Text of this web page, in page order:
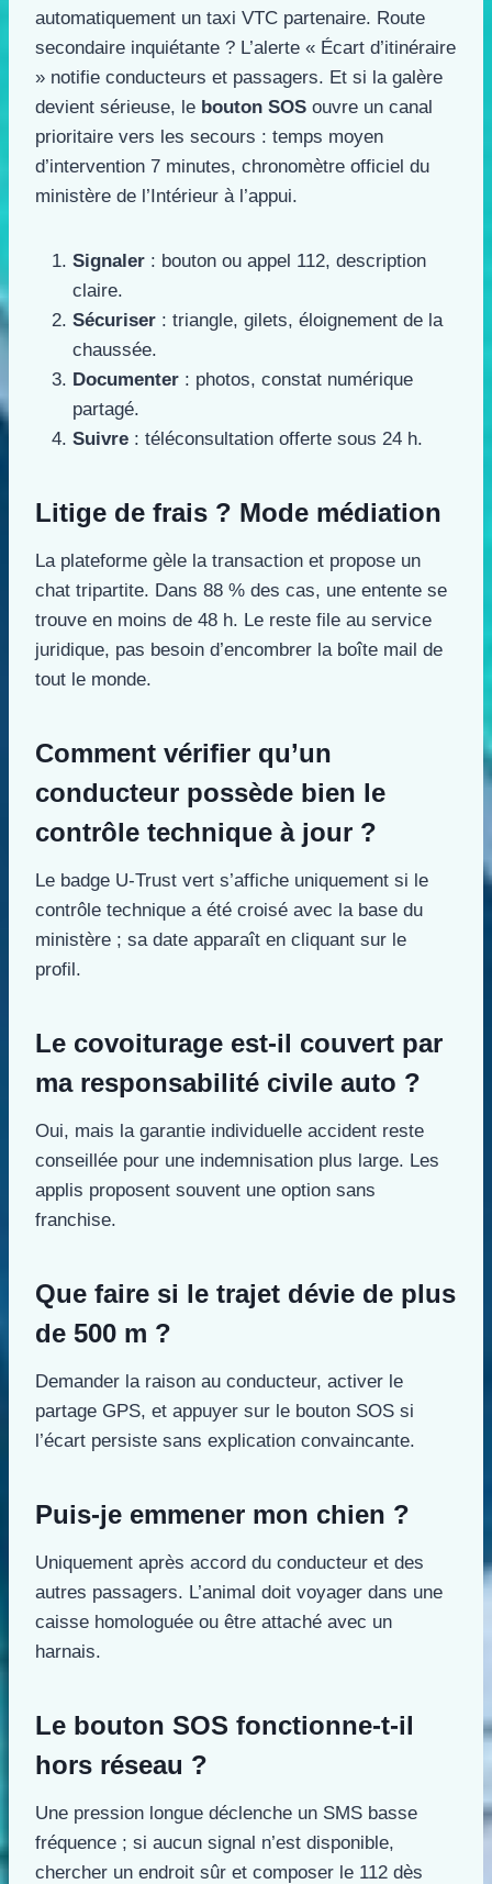
automatiquement un taxi VTC partenaire. Route
secondaire inquiétante ? L’alerte « Écart d’itinéraire
» notifie conducteurs et passagers. Et si la galère
devient sérieuse, le bouton SOS ouvre un canal
prioritaire vers les secours : temps moyen
d’intervention 7 minutes, chronomètre officiel du
ministère de l’Intérieur à l’appui.
Signaler : bouton ou appel 112, description
claire.
Sécuriser : triangle, gilets, éloignement de la
chaussée.
Documenter : photos, constat numérique
partagé.
Suivre : téléconsultation offerte sous 24 h.
Litige de frais ? Mode médiation
La plateforme gèle la transaction et propose un
chat tripartite. Dans 88 % des cas, une entente se
trouve en moins de 48 h. Le reste file au service
juridique, pas besoin d’encombrer la boîte mail de
tout le monde.
Comment vérifier qu’un
conducteur possède bien le
contrôle technique à jour ?
Le badge U-Trust vert s’affiche uniquement si le
contrôle technique a été croisé avec la base du
ministère ; sa date apparaît en cliquant sur le
profil.
Le covoiturage est-il couvert par
ma responsabilité civile auto ?
Oui, mais la garantie individuelle accident reste
conseillée pour une indemnisation plus large. Les
applis proposent souvent une option sans
franchise.
Que faire si le trajet dévie de plus
de 500 m ?
Demander la raison au conducteur, activer le
partage GPS, et appuyer sur le bouton SOS si
l’écart persiste sans explication convaincante.
Puis-je emmener mon chien ?
Uniquement après accord du conducteur et des
autres passagers. L’animal doit voyager dans une
caisse homologuée ou être attaché avec un
harnais.
Le bouton SOS fonctionne-t-il
hors réseau ?
Une pression longue déclenche un SMS basse
fréquence ; si aucun signal n’est disponible,
chercher un endroit sûr et composer le 112 dès